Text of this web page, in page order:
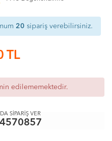
20 sipariş verebilirsiniz.
TL
edilememektedir.
SİPARİŞ VER